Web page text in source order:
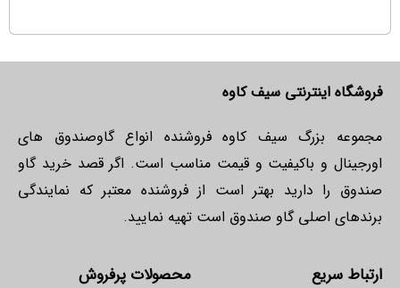
فروشگاه اینترنتی سیف کاوه
مجموعه بزرگ سیف کاوه فروشنده انواع گاوصندوق های
اورجینال و باکیفیت و قیمت مناسب است. اگر قصد خرید گاو
صندوق را دارید بهتر است از فروشنده معتبر که نمایندگی
برندهای اصلی گاو صندوق است تهیه نمایید.
ارتباط سریع محصولات پرفروش